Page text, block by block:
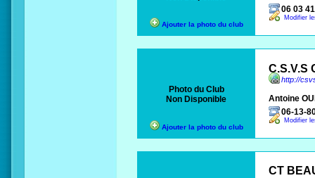
Ajouter la photo du club
06 03
Modifier
Photo du Club
Non Disponible
Ajouter la photo du club
C.S.V.S
http://
Antoine
06-13-
Modifier
CT